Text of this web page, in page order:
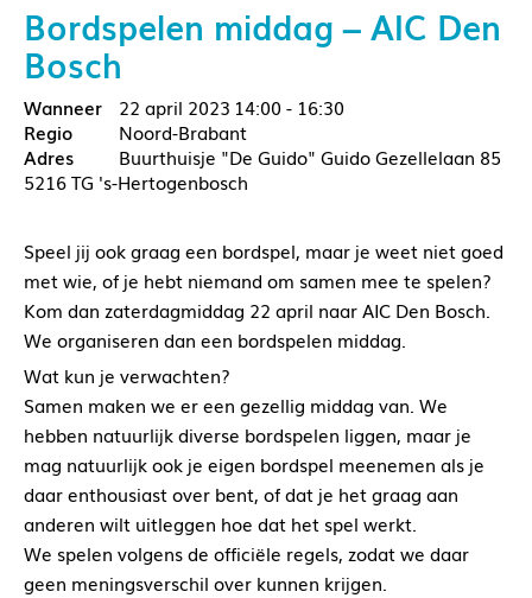
Bordspelen middag – AIC Den
Bosch
22 april 2023 14:00 - 16:30
Noord-Brabant
Buurthuisje "De Guido" Guido Gezellelaan 85
5216 TG 's-Hertogenbosch
Speel jij ook graag een bordspel, maar je weet niet goed
met wie, of je hebt niemand om samen mee te spelen?
Kom dan zaterdagmiddag 22 april naar AIC Den Bosch.
We organiseren dan een bordspelen middag.
Wat kun je verwachten?
Samen maken we er een gezellig middag van. We
hebben natuurlijk diverse bordspelen liggen, maar je
mag natuurlijk ook je eigen bordspel meenemen als je
daar enthousiast over bent, of dat je het graag aan
anderen wilt uitleggen hoe dat het spel werkt.
We spelen volgens de officiële regels, zodat we daar
geen meningsverschil over kunnen krijgen.